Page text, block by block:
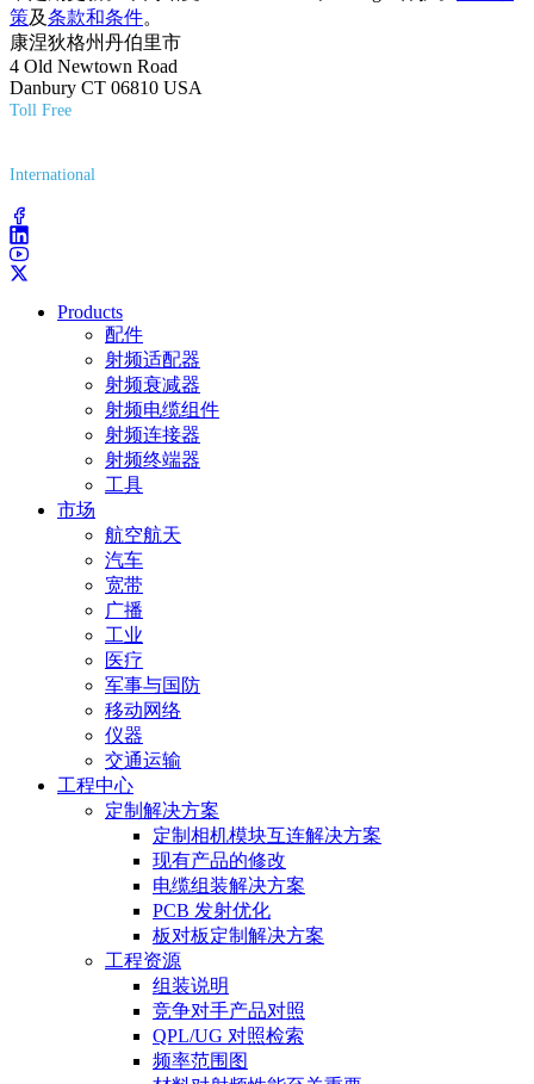
策及条款和条件。
康涅狄格州丹伯里市
4 Old Newtown Road
Danbury CT 06810 USA
Toll Free
International
Products
配件
射频适配器
射频衰减器
射频电缆组件
射频连接器
射频终端器
工具
市场
航空航天
汽车
宽带
广播
工业
医疗
军事与国防
移动网络
仪器
交通运输
工程中心
定制解决方案
定制相机模块互连解决方案
现有产品的修改
电缆组装解决方案
PCB 发射优化
板对板定制解决方案
工程资源
组装说明
竞争对手产品对照
QPL/UG 对照检索
频率范围图